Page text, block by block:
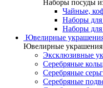
Наборы посуды
Чайные,
Наборы для
Наборы для
Ювелирные украшения
Ювелирные украшения
Эксклюзивные
Серебряные
Серебряные
Серебряные